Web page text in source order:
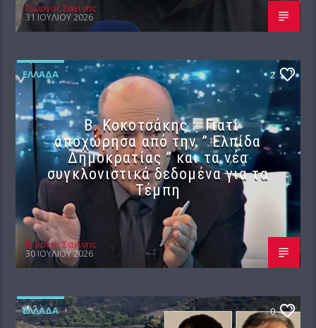
Γιώργος Σαχίνης
31 ΙΟΥΛΊΟΥ 2026
ΕΛΛΆΔΑ 2
Β. Κοκοτσάκης : Γιατί
αποχώρησα από την ” Ελπίδα
Δημοκρατίας ” και τα νέα
συγκλονιστικά δεδομένα για τα
Τέμπη
Γιώργος Σαχίνης
30 ΙΟΥΛΊΟΥ 2026
ΕΛΛΆΔΑ 0